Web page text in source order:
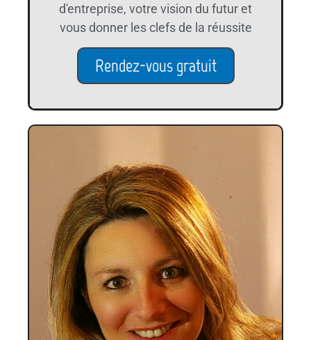
d'entreprise, votre vision du futur et
vous donner les clefs de la réussite
Rendez-vous gratuit